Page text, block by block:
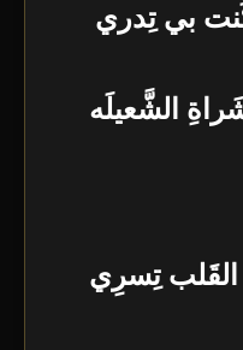
بي تِدري
الشَّعيلَه
تِسرِي